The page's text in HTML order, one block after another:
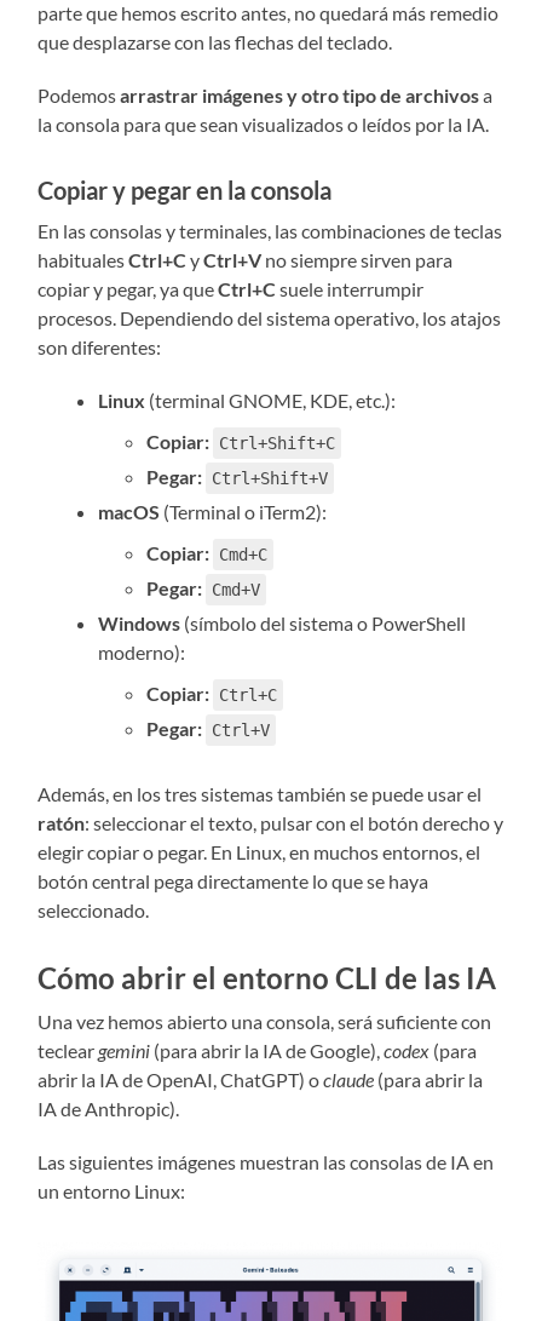
parte que hemos escrito antes, no quedará más remedio
que desplazarse con las flechas del teclado.
Podemosarrastrar imágenes y otro tipo de archivosa
la consola para que sean visualizados o leídos por la IA.
Copiar y pegar en la consola
En las consolas y terminales, las combinaciones de teclas
habitualesCtrl+C yCtrl+V no siempre sirven para
copiar y pegar, ya queCtrl+C suele interrumpir
procesos. Dependiendo del sistema operativo, los atajos
son diferentes:
Linux (terminal GNOME, KDE, etc.):
Copiar: Ctrl+Shift+C
Pegar: Ctrl+Shift+V
macOS (Terminal o iTerm2):
Copiar: Cmd+C
Pegar: Cmd+V
Windows (símbolo del sistema o PowerShell
moderno):
Copiar: Ctrl+C
Pegar: Ctrl+V
Además, en los tres sistemas también se puede usar el
ratón: seleccionar el texto, pulsar con el botón derecho y
elegir copiar o pegar. En Linux, en muchos entornos, el
botón central pega directamente lo que se haya
seleccionado.
Cómo abrir el entorno CLI de las IA
Una vez hemos abierto una consola, será suficiente con
teclear gemini (para abrir la IA de Google),codex (para
abrir la IA de OpenAI, ChatGPT) oclaude (para abrir la
IA de Anthropic).
Las siguientes imágenes muestran las consolas de IA en
un entorno Linux: